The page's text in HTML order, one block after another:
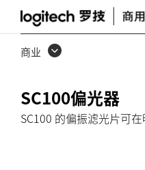
罗
技
AI
白
商业
SC100偏光器
SC100 的偏振滤光片可